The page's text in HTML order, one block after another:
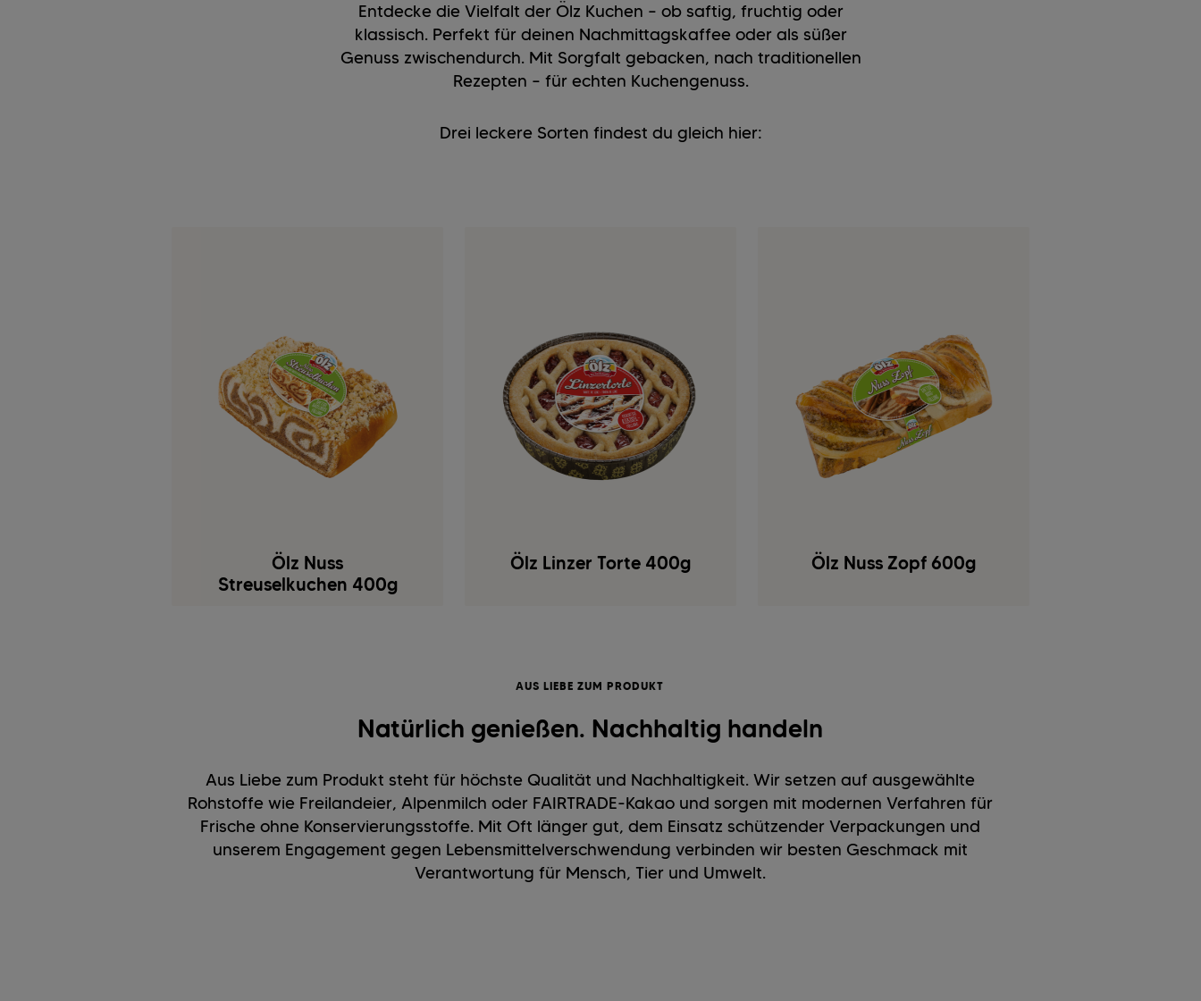
Entdecke die Vielfalt der Ölz Kuchen – ob saftig, fruchtig oder
klassisch. Perfekt für deinen Nachmittagskaffee oder als süßer
Genuss zwischendurch. Mit Sorgfalt gebacken, nach traditionellen
Rezepten – für echten Kuchengenuss.
Drei leckere Sorten findest du gleich hier:
Ölz Nuss
Streuselkuchen 400g
Ölz Linzer Torte 400g Ölz Nuss Zopf 600g
AUS LIEBE ZUM PRODUKT
Natürlich genießen. Nachhaltig handeln
Aus Liebe zum Produkt steht für höchste Qualität und Nachhaltigkeit. Wir setzen auf ausgewählte
Rohstoffe wie Freilandeier, Alpenmilch oder FAIRTRADE-Kakao und sorgen mit modernen Verfahren für
Frische ohne Konservierungsstoffe. Mit Oft länger gut, dem Einsatz schützender Verpackungen und
unserem Engagement gegen Lebensmittelverschwendung verbinden wir besten Geschmack mit
Verantwortung für Mensch, Tier und Umwelt.